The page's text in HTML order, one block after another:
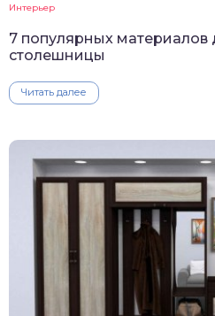
Интерьер
7 популярных материалов
столешницы
Читать далее